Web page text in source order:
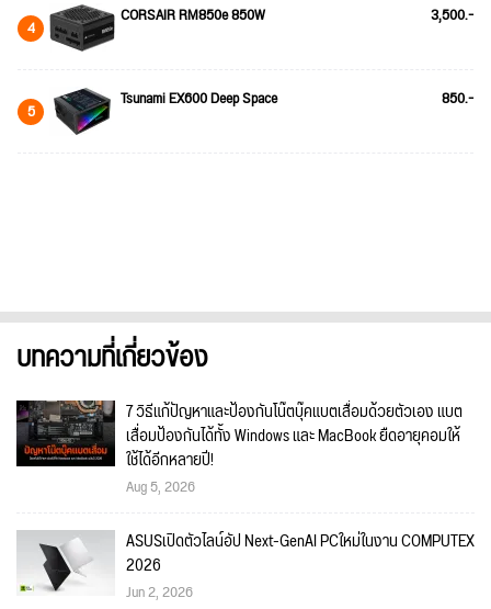
4 CORSAIR RM850e 850W 3,500.-
5 Tsunami EX600 Deep Space 850.-
บทความที่เกี่ยวข้อง
7 วิธีแก้ปัญหาและป้องกันโน๊ตบุ๊คแบตเสื่อมด้วยตัวเอง แบต
เสื่อมป้องกันได้ทั้ง Windows และ MacBook ยืดอายุคอมให้
ใช้ได้อีกหลายปี!
Aug 5, 2026
ASUSเปิดตัวไลน์อัป Next-GenAI PCใหม่ในงาน COMPUTEX
2026
Jun 2, 2026